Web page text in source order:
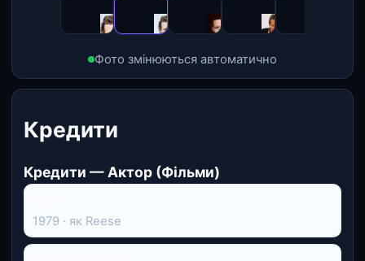
Фото змінюються автоматично
Кредити
Кредити — Актор (Фільми)
1979 · як Reese